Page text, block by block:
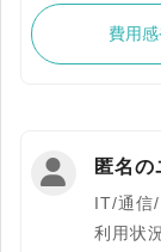
費用
匿名の
IT/通信
利用状